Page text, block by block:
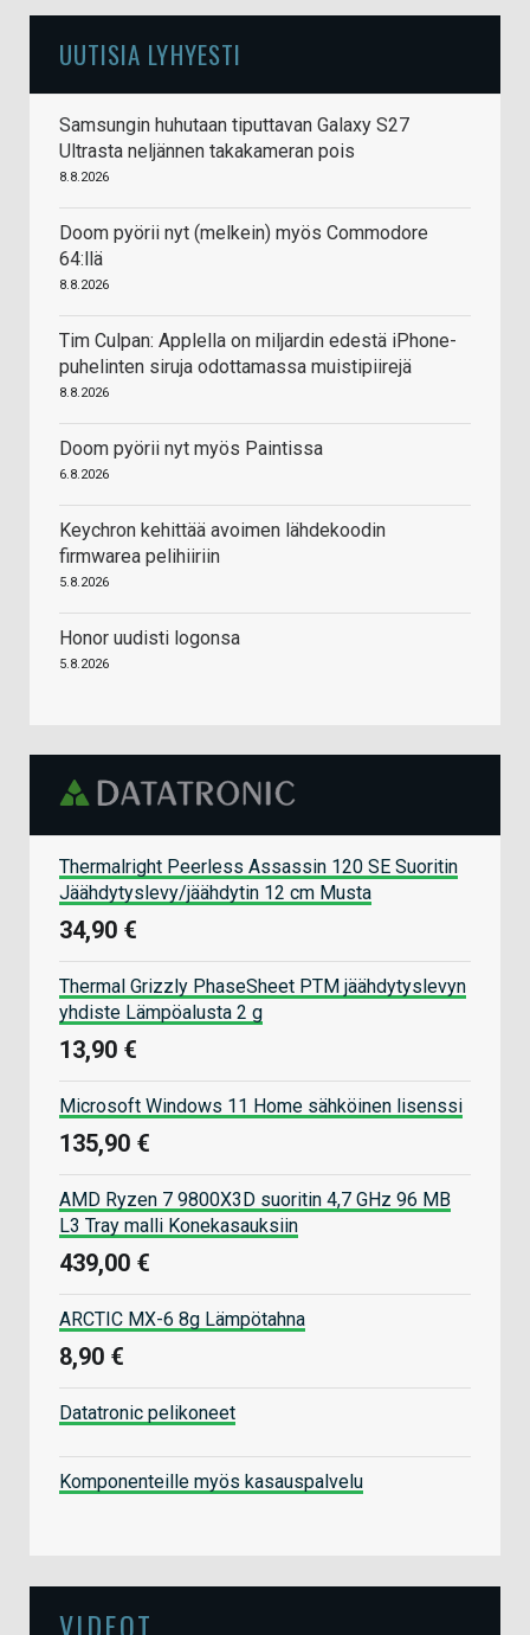
UUTISIA LYHYESTI
Samsungin huhutaan tiputtavan Galaxy S27
Ultrasta neljännen takakameran pois
8.8.2026
Doom pyörii nyt (melkein) myös Commodore
64:llä
8.8.2026
Tim Culpan: Applella on miljardin edestä iPhone-
puhelinten siruja odottamassa muistipiirejä
8.8.2026
Doom pyörii nyt myös Paintissa
6.8.2026
Keychron kehittää avoimen lähdekoodin
firmwarea pelihiiriin
5.8.2026
Honor uudisti logonsa
5.8.2026
Thermalright Peerless Assassin 120 SE Suoritin
Jäähdytyslevy/jäähdytin 12 cm Musta
34,90 €
Thermal Grizzly PhaseSheet PTM jäähdytyslevyn
yhdiste Lämpöalusta 2 g
13,90 €
Microsoft Windows 11 Home sähköinen lisenssi
135,90 €
AMD Ryzen 7 9800X3D suoritin 4,7 GHz 96 MB
L3 Tray malli Konekasauksiin
439,00 €
ARCTIC MX-6 8g Lämpötahna
8,90 €
Datatronic pelikoneet
Komponenteille myös kasauspalvelu
VIDEOT